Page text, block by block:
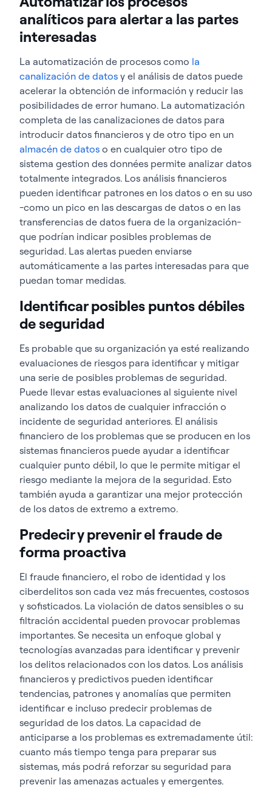
analíticos para alertar a las partes
interesadas
La automatización de procesos como la
canalización de datos y el análisis de datos puede
acelerar la obtención de información y reducir las
posibilidades de error humano. La automatización
completa de las canalizaciones de datos para
introducir datos financieros y de otro tipo en un
almacén de datos o en cualquier otro tipo de
sistema gestion des données permite analizar datos
totalmente integrados. Los análisis financieros
pueden identificar patrones en los datos o en su uso
-como un pico en las descargas de datos o en las
transferencias de datos fuera de la organización-
que podrían indicar posibles problemas de
seguridad. Las alertas pueden enviarse
automáticamente a las partes interesadas para que
puedan tomar medidas.
Identificar posibles puntos débiles
de seguridad
Es probable que su organización ya esté realizando
evaluaciones de riesgos para identificar y mitigar
una serie de posibles problemas de seguridad.
Puede llevar estas evaluaciones al siguiente nivel
analizando los datos de cualquier infracción o
incidente de seguridad anteriores. El análisis
financiero de los problemas que se producen en los
sistemas financieros puede ayudar a identificar
cualquier punto débil, lo que le permite mitigar el
riesgo mediante la mejora de la seguridad. Esto
también ayuda a garantizar una mejor protección
de los datos de extremo a extremo.
Predecir y prevenir el fraude de
forma proactiva
El fraude financiero, el robo de identidad y los
ciberdelitos son cada vez más frecuentes, costosos
y sofisticados. La violación de datos sensibles o su
filtración accidental pueden provocar problemas
importantes. Se necesita un enfoque global y
tecnologías avanzadas para identificar y prevenir
los delitos relacionados con los datos. Los análisis
financieros y predictivos pueden identificar
tendencias, patrones y anomalías que permiten
identificar e incluso predecir problemas de
seguridad de los datos. La capacidad de
anticiparse a los problemas es extremadamente útil:
cuanto más tiempo tenga para preparar sus
sistemas, más podrá reforzar su seguridad para
prevenir las amenazas actuales y emergentes.